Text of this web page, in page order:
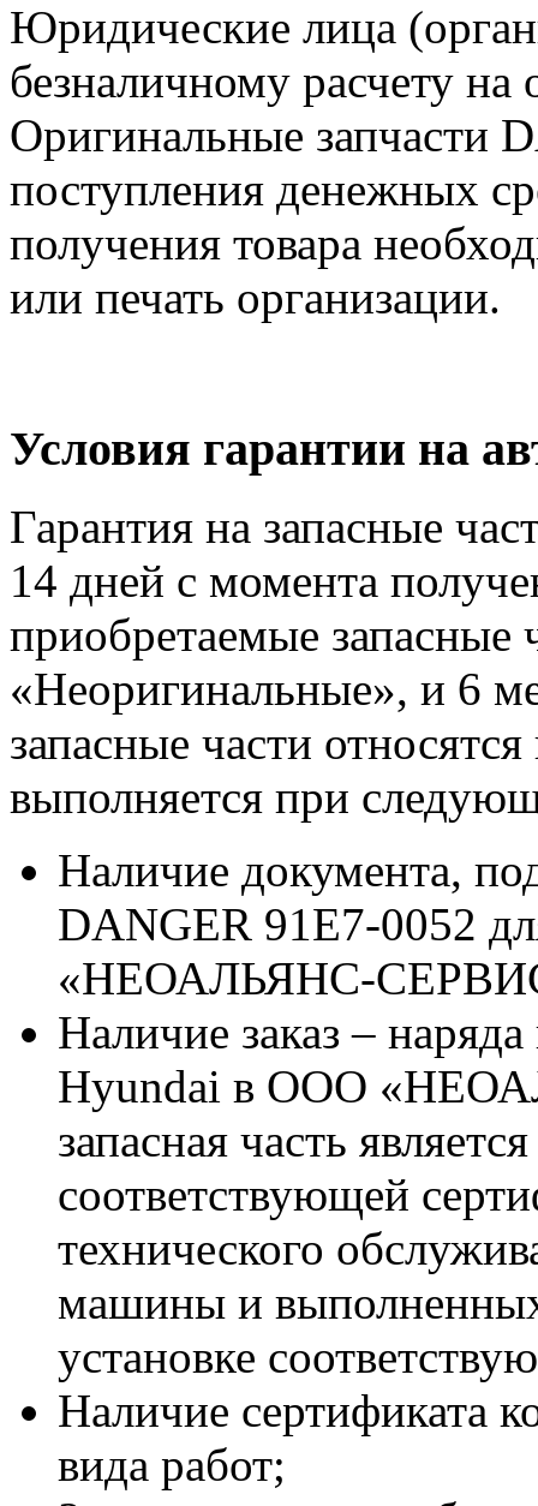
Юридические лица
безналичному расчету на
Оригинальные запчасти
поступления денежных
получения товара
или печать организации.
Условия гарантии на
Гарантия на запасные
14 дней с момента
приобретаемые запасные
«Неоригинальные», и 6
запасные части
выполняется при
Наличие документа,
DANGER 91E7-0052
«НЕОАЛЬЯНС-
Наличие заказ –
Hyundai в ООО
запасная часть
соответствующей
технического
машины и
установке
Наличие сертификата
вида работ;